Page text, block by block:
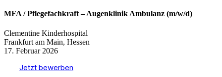
MFA / Pflegefachkraft – Augenklinik Ambulanz (m/w/d)
Clementine Kinderhospital
Frankfurt am Main, Hessen
17. Februar 2026
Jetzt bewerben